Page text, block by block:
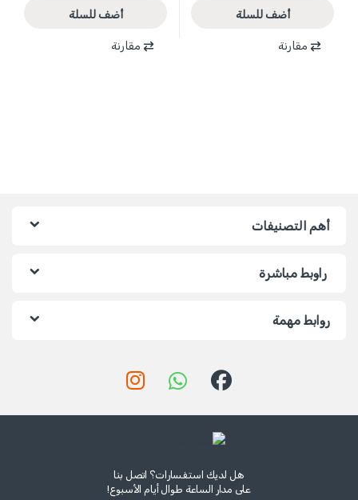
أضف للسلة
مقارنة
أضف للسلة
مقارنة
أهم التصنيفات
راوبط مباشرة
روابط مهمة
هل لديك استفسارات؟ اتصل بنا
على مدار الساعة طوال أيام الأسبوع!